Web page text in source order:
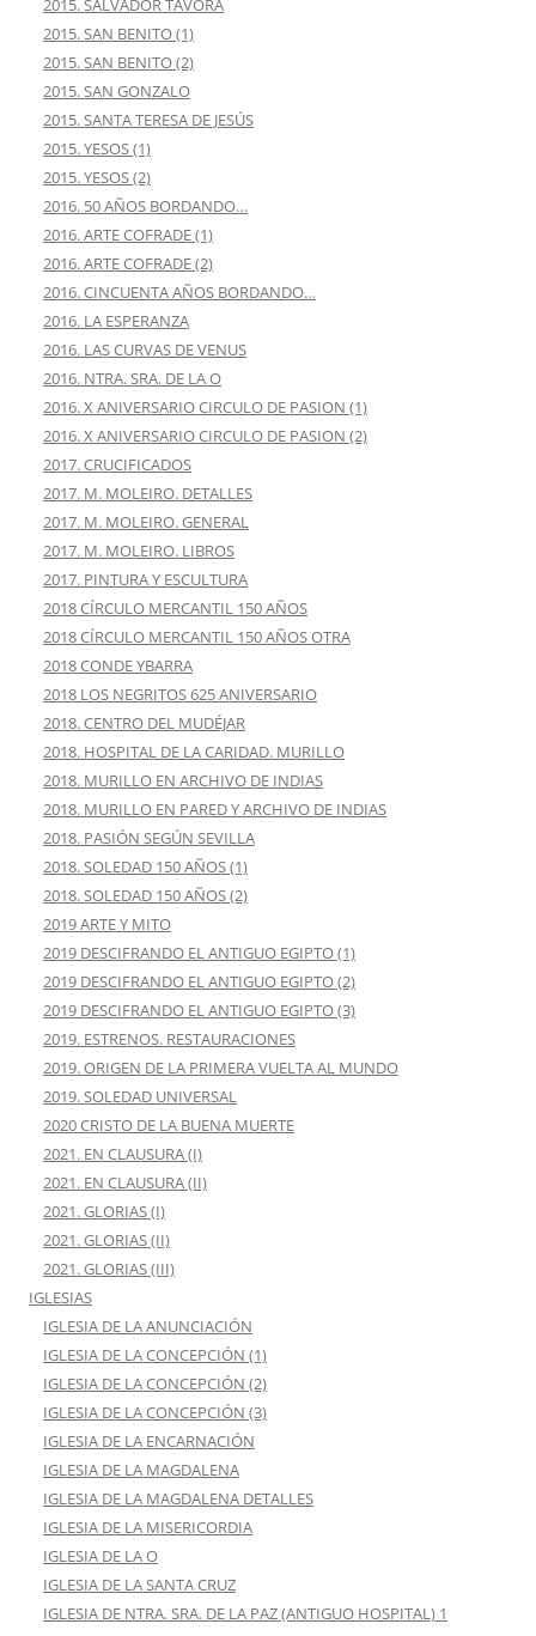
2015. SALVADOR TÁVORA
2015. SAN BENITO (1)
2015. SAN BENITO (2)
2015. SAN GONZALO
2015. SANTA TERESA DE JESÚS
2015. YESOS (1)
2015. YESOS (2)
2016. 50 AÑOS BORDANDO…
2016. ARTE COFRADE (1)
2016. ARTE COFRADE (2)
2016. CINCUENTA AÑOS BORDANDO…
2016. LA ESPERANZA
2016. LAS CURVAS DE VENUS
2016. NTRA. SRA. DE LA O
2016. X ANIVERSARIO CIRCULO DE PASION (1)
2016. X ANIVERSARIO CIRCULO DE PASION (2)
2017. CRUCIFICADOS
2017. M. MOLEIRO. DETALLES
2017. M. MOLEIRO. GENERAL
2017. M. MOLEIRO. LIBROS
2017. PINTURA Y ESCULTURA
2018 CÍRCULO MERCANTIL 150 AÑOS
2018 CÍRCULO MERCANTIL 150 AÑOS OTRA
2018 CONDE YBARRA
2018 LOS NEGRITOS 625 ANIVERSARIO
2018. CENTRO DEL MUDÉJAR
2018. HOSPITAL DE LA CARIDAD. MURILLO
2018. MURILLO EN ARCHIVO DE INDIAS
2018. MURILLO EN PARED Y ARCHIVO DE INDIAS
2018. PASIÓN SEGÚN SEVILLA
2018. SOLEDAD 150 AÑOS (1)
2018. SOLEDAD 150 AÑOS (2)
2019 ARTE Y MITO
2019 DESCIFRANDO EL ANTIGUO EGIPTO (1)
2019 DESCIFRANDO EL ANTIGUO EGIPTO (2)
2019 DESCIFRANDO EL ANTIGUO EGIPTO (3)
2019. ESTRENOS. RESTAURACIONES
2019. ORIGEN DE LA PRIMERA VUELTA AL MUNDO
2019. SOLEDAD UNIVERSAL
2020 CRISTO DE LA BUENA MUERTE
2021. EN CLAUSURA (I)
2021. EN CLAUSURA (II)
2021. GLORIAS (I)
2021. GLORIAS (II)
2021. GLORIAS (III)
IGLESIAS
IGLESIA DE LA ANUNCIACIÓN
IGLESIA DE LA CONCEPCIÓN (1)
IGLESIA DE LA CONCEPCIÓN (2)
IGLESIA DE LA CONCEPCIÓN (3)
IGLESIA DE LA ENCARNACIÓN
IGLESIA DE LA MAGDALENA
IGLESIA DE LA MAGDALENA DETALLES
IGLESIA DE LA MISERICORDIA
IGLESIA DE LA O
IGLESIA DE LA SANTA CRUZ
IGLESIA DE NTRA. SRA. DE LA PAZ (ANTIGUO HOSPITAL) 1